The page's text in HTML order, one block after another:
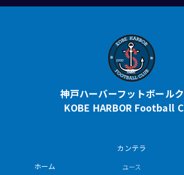
神戸ハーバーフットボール
KOBE HARBOR Football
ホーム
カンテラ
ユース